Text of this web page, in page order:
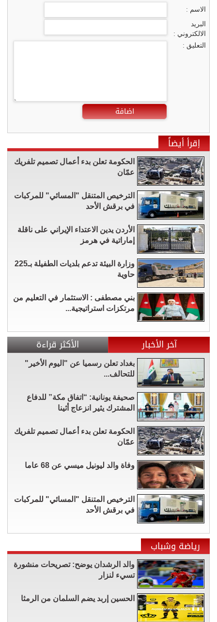
الاسم :
البريد
الالكتروني :
التعليق :
اضافة
إقرأ أيضاً
الحكومة تعلن بدء أعمال تصميم تلفريك
عمّان
الترخيص المتنقل "المسائي" للمركبات
في برقش الأحد
الأردن يدين الاعتداء الإيراني على ناقلة
إماراتية في هرمز
وزارة البيئة تدعم بلديات الطفيلة بـ225
حاوية
بني مصطفى : الاستثمار في التعليم من
مرتكزات استراتيجية...
آخر الأخبار الأكثر قراءة
بغداد تعلن رسميا عن "اليوم الأخير"
للتحالف...
صحيفة يونانية: “اتفاق مكة” للدفاع
المشترك يثير انزعاج أثينا
الحكومة تعلن بدء أعمال تصميم تلفريك
عمّان
وفاة والد ليونيل ميسي عن 68 عاما
الترخيص المتنقل "المسائي" للمركبات
في برقش الأحد
رياضة وشباب
والد الرشدان يوضح: تصريحات منشورة
تسيء لنزار
الحسين إربد يضم السلمان من الرمثا